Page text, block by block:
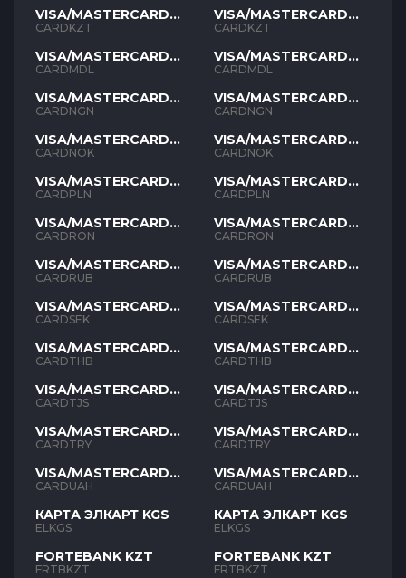
VISA/MASTERCARD
KZT
CARDKZT
VISA/MASTERCARD
MDL
CARDMDL
VISA/MASTERCARD
NGN
CARDNGN
VISA/MASTERCARD
NOK
CARDNOK
VISA/MASTERCARD
PLN
CARDPLN
VISA/MASTERCARD
RON
CARDRON
VISA/MASTERCARD
RUB
CARDRUB
VISA/MASTERCARD
SEK
CARDSEK
VISA/MASTERCARD
THB
CARDTHB
VISA/MASTERCARD
TJS
CARDTJS
VISA/MASTERCARD
TYR
CARDTRY
VISA/MASTERCARD
UAH
CARDUAH
КАРТА ЭЛКАРТ KGS
ELKGS
FORTEBANK KZT
FRTBKZT
VISA/MASTERCARD
KZT
CARDKZT
VISA/MASTERCARD
MDL
CARDMDL
VISA/MASTERCARD
NGN
CARDNGN
VISA/MASTERCARD
NOK
CARDNOK
VISA/MASTERCARD
PLN
CARDPLN
VISA/MASTERCARD
RON
CARDRON
VISA/MASTERCARD
RUB
CARDRUB
VISA/MASTERCARD
SEK
CARDSEK
VISA/MASTERCARD
THB
CARDTHB
VISA/MASTERCARD
TJS
CARDTJS
VISA/MASTERCARD
TYR
CARDTRY
VISA/MASTERCARD
UAH
CARDUAH
КАРТА ЭЛКАРТ KGS
ELKGS
FORTEBANK KZT
FRTBKZT